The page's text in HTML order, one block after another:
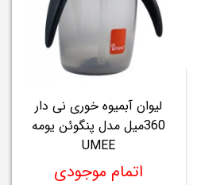
لیوان آبمیوه خوری نی دار
360میل مدل پنگوئن یومه
UMEE
اتمام موجودی